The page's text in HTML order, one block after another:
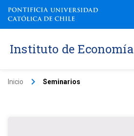
Instituto de Economía
Inicio keyboard_arrow_right Seminarios